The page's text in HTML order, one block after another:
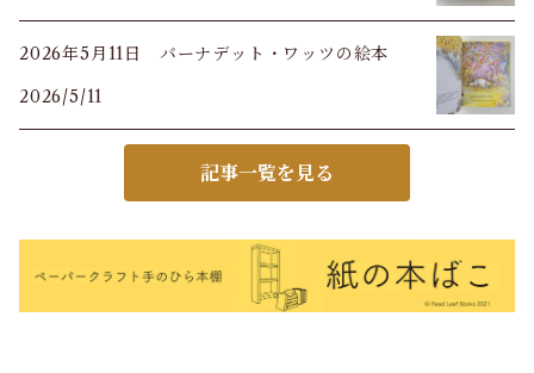
2026年5月11日 バーナデット・ワッツの絵本
2026/5/11
記事一覧を見る